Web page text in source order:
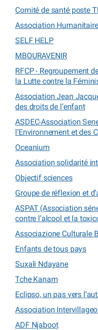
Comité de santé poste
Association
SELF HELP
MBOURAVENIR
RFCP - Regroupement
la Lutte contre la
Association Jean
des droits de l’enfant
ASDEC-Association
l’Environnement et des
Oceanium
Association solidarité
Objectif sciences
Groupe de réflexion et
ASPAT (Association
contre l’alcool et la
Associazione Culturale
Enfants de tous pays
Suxali Ndayane
Tche Kanam
Eclipso, un pas vers
Association
ADF Njaboot